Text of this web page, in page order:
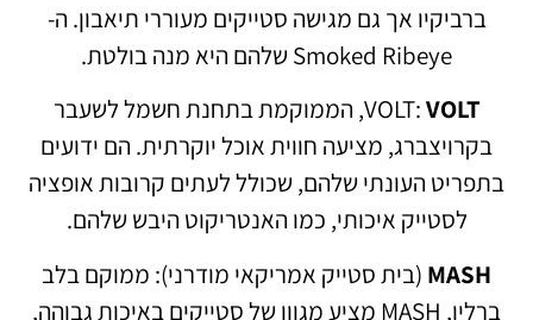
ברביקיו אך גם מגישה סטייקים מעוררי תיאבון. ה-
Smoked Ribeye שלהם היא מנה בולטת.
VOLT:VOLT
, הממוקמת בתחנת חשמל לשעבר
בקרויצברג, מציעה חווית אוכל יוקרתית. הם ידועים
בתפריט העונתי שלהם, שכולל לעתים קרובות אופציה
לסטייק איכותי, כמו האנטריקוט היבש שלהם.
MASH (בית סטייק אמריקאי מודרני): ממוקם בלב
ברלין, MASH מציע מגוון של סטייקים באיכות גבוהה,